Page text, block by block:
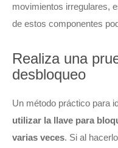
movimientos irregulares,
de estos componentes
Realiza una
desbloqueo
Un método práctico para
utilizar la llave para
varias veces. Si al